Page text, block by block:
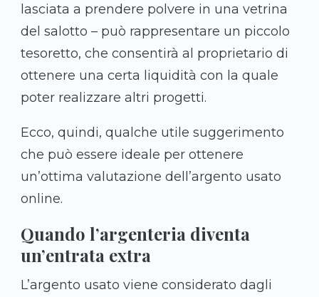
lasciata a prendere polvere in una vetrina
del salotto – può rappresentare un piccolo
tesoretto, che consentirà al proprietario di
ottenere una certa liquidità con la quale
poter realizzare altri progetti.
Ecco, quindi, qualche utile suggerimento
che può essere ideale per ottenere
un’ottima valutazione dell’argento usato
online.
Quando l’argenteria diventa
un’entrata extra
L’argento usato viene considerato dagli